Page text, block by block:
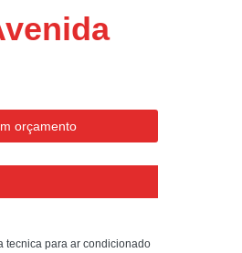
Geladeira
Electrolux
orçamento
tecnica para ar condicionado